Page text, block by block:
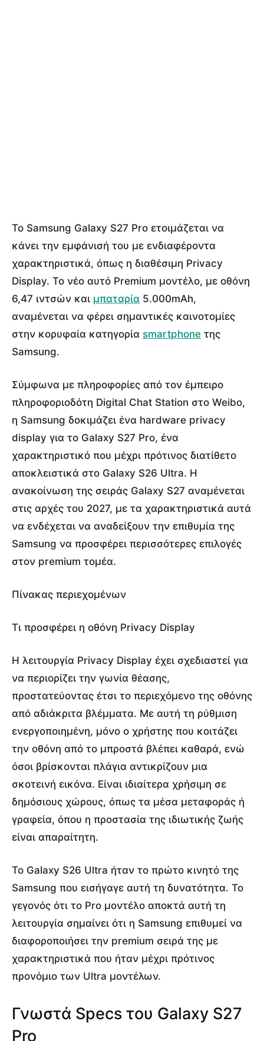
Το Samsung Galaxy S27 Pro ετοιμάζεται να
κάνει την εμφάνισή του με ενδιαφέροντα
χαρακτηριστικά, όπως η διαθέσιμη Privacy
Display. Το νέο αυτό Premium μοντέλο, με οθόνη
6,47 ιντσών και μπαταρία 5.000mAh,
αναμένεται να φέρει σημαντικές καινοτομίες
στην κορυφαία κατηγορία smartphone της
Samsung.
Σύμφωνα με πληροφορίες από τον έμπειρο
πληροφοριοδότη Digital Chat Station στο Weibo,
η Samsung δοκιμάζει ένα hardware privacy
display για το Galaxy S27 Pro, ένα
χαρακτηριστικό που μέχρι πρότινος διατίθετο
αποκλειστικά στο Galaxy S26 Ultra. Η
ανακοίνωση της σειράς Galaxy S27 αναμένεται
στις αρχές του 2027, με τα χαρακτηριστικά αυτά
να ενδέχεται να αναδείξουν την επιθυμία της
Samsung να προσφέρει περισσότερες επιλογές
στον premium τομέα.
Πίνακας περιεχομένων
Τι προσφέρει η οθόνη Privacy Display
Η λειτουργία Privacy Display έχει σχεδιαστεί για
να περιορίζει την γωνία θέασης,
προστατεύοντας έτσι το περιεχόμενο της οθόνης
από αδιάκριτα βλέμματα. Με αυτή τη ρύθμιση
ενεργοποιημένη, μόνο ο χρήστης που κοιτάζει
την οθόνη από το μπροστά βλέπει καθαρά, ενώ
όσοι βρίσκονται πλάγια αντικρίζουν μια
σκοτεινή εικόνα. Είναι ιδιαίτερα χρήσιμη σε
δημόσιους χώρους, όπως τα μέσα μεταφοράς ή
γραφεία, όπου η προστασία της ιδιωτικής ζωής
είναι απαραίτητη.
Το Galaxy S26 Ultra ήταν το πρώτο κινητό της
Samsung που εισήγαγε αυτή τη δυνατότητα. Το
γεγονός ότι το Pro μοντέλο αποκτά αυτή τη
λειτουργία σημαίνει ότι η Samsung επιθυμεί να
διαφοροποιήσει την premium σειρά της με
χαρακτηριστικά που ήταν μέχρι πρότινος
προνόμιο των Ultra μοντέλων.
Γνωστά Specs του Galaxy S27
Pro